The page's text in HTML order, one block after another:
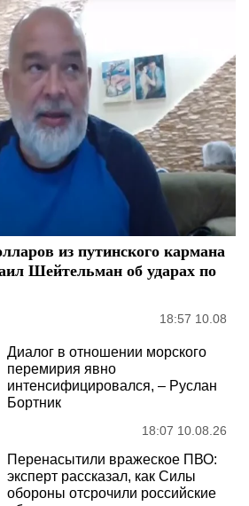
из путинского кармана
Шейтельман об ударах по
18:57 10.08
Диалог в отношении морского
перемирия явно
интенсифицировался, – Руслан
Бортник
18:07 10.08.26
Перенасытили вражеское ПВО:
эксперт рассказал, как Силы
обороны отсрочили российские